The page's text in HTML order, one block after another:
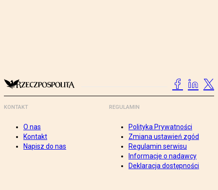
KONTAKT
O nas
Kontakt
Napisz do nas
REGULAMIN
Polityka Prywatności
Zmiana ustawień zgód
Regulamin serwisu
Informacje o nadawcy
Deklaracja dostępności